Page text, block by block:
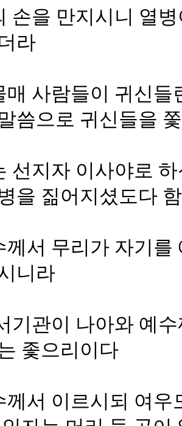
손을 만지시니 열
라
매 사람들이 귀신
씀으로 귀신들을
선지자 이사야로
을 짊어지셨도다
께서 무리가 자기
니라
기관이 나아와 예
좇으리이다
께서 이르시되 여